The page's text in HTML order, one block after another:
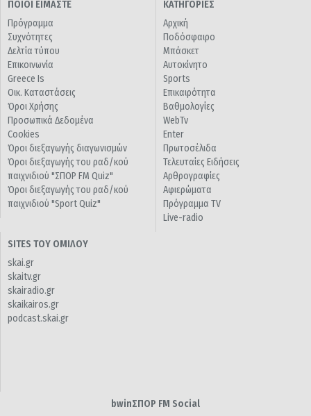
ΠΟΙΟΙ ΕΙΜΑΣΤΕ
Πρόγραμμα
Συχνότητες
Δελτία τύπου
Επικοινωνία
Greece Is
Οικ. Καταστάσεις
Όροι Χρήσης
Προσωπικά Δεδομένα
Cookies
Όροι διεξαγωγής διαγωνισμών
Όροι διεξαγωγής του ραδ/κού
παιχνιδιού "ΣΠΟΡ FM Quiz"
Όροι διεξαγωγής του ραδ/κού
παιχνιδιού "Sport Quiz"
ΚΑΤΗΓΟΡΙΕΣ
Αρχική
Ποδόσφαιρο
Μπάσκετ
Αυτοκίνητο
Sports
Επικαιρότητα
Βαθμολογίες
WebTv
Enter
Πρωτοσέλιδα
Τελευταίες Ειδήσεις
Αρθρογραφίες
Αφιερώματα
Πρόγραμμα TV
Live-radio
SITES ΤΟΥ ΟΜΙΛΟΥ
skai.gr
skaitv.gr
skairadio.gr
skaikairos.gr
podcast.skai.gr
bwinΣΠΟΡ FM Social